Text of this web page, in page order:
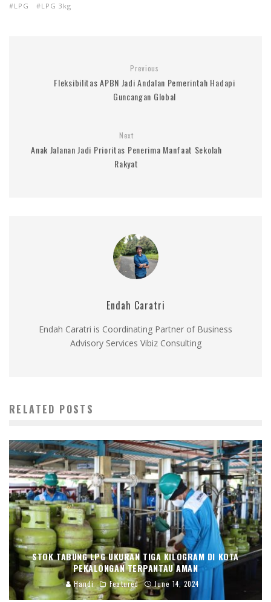
LPG LPG 3kg
Previous
Fleksibilitas APBN Jadi Andalan Pemerintah Hadapi
Guncangan Global
Next
Anak Jalanan Jadi Prioritas Penerima Manfaat Sekolah
Rakyat
Endah Caratri
Endah Caratri is Coordinating Partner of Business
Advisory Services Vibiz Consulting
RELATED POSTS
STOK TABUNG LPG UKURAN TIGA KILOGRAM DI KOTA
PEKALONGAN TERPANTAU AMAN
Handi Featured June 14, 2024